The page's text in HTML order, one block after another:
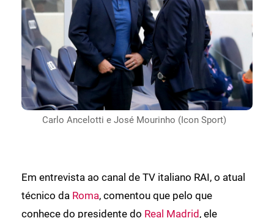
Carlo Ancelotti e José Mourinho (Icon Sport)
Em entrevista ao canal de TV italiano RAI, o atual
técnico da Roma, comentou que pelo que
conhece do presidente do Real Madrid , ele